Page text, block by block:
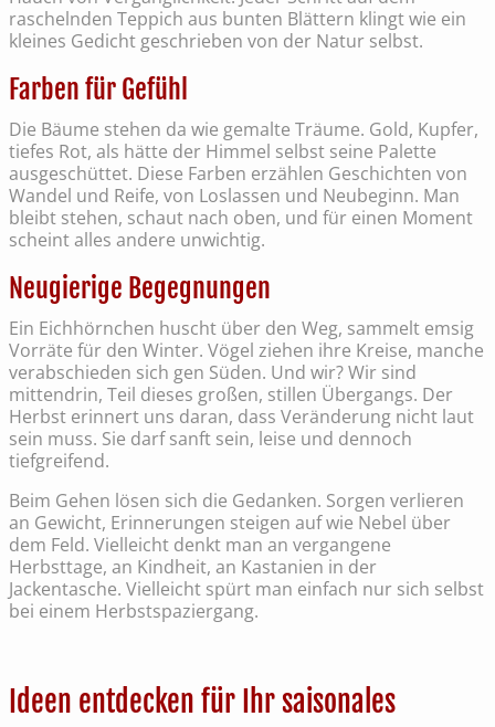
raschelnden Teppich aus bunten Blättern klingt wie ein
kleines Gedicht geschrieben von der Natur selbst.
Farben für Gefühl
Die Bäume stehen da wie gemalte Träume. Gold, Kupfer,
tiefes Rot, als hätte der Himmel selbst seine Palette
ausgeschüttet. Diese Farben erzählen Geschichten von
Wandel und Reife, von Loslassen und Neubeginn. Man
bleibt stehen, schaut nach oben, und für einen Moment
scheint alles andere unwichtig.
Neugierige Begegnungen
Ein Eichhörnchen huscht über den Weg, sammelt emsig
Vorräte für den Winter. Vögel ziehen ihre Kreise, manche
verabschieden sich gen Süden. Und wir? Wir sind
mittendrin, Teil dieses großen, stillen Übergangs. Der
Herbst erinnert uns daran, dass Veränderung nicht laut
sein muss. Sie darf sanft sein, leise und dennoch
tiefgreifend.
Beim Gehen lösen sich die Gedanken. Sorgen verlieren
an Gewicht, Erinnerungen steigen auf wie Nebel über
dem Feld. Vielleicht denkt man an vergangene
Herbsttage, an Kindheit, an Kastanien in der
Jackentasche. Vielleicht spürt man einfach nur sich selbst
bei einem Herbstspaziergang.
Ideen entdecken für Ihr saisonales